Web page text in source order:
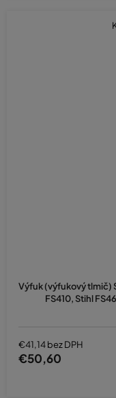
Výfuk (výfukový tlmič)
FS410, Stihl
€41,14 bez DPH
€50,60